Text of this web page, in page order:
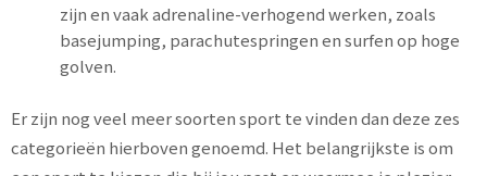
zijn en vaak adrenaline-verhogend werken, zoals
basejumping, parachutespringen en surfen op hoge
golven.
Er zijn nog veel meer soorten sport te vinden dan deze zes
categorieën hierboven genoemd. Het belangrijkste is om